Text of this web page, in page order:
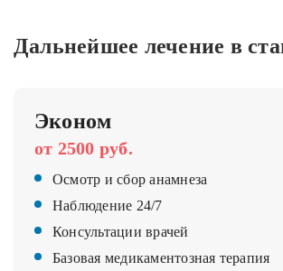
Дальнейшее лечение в
Эконом
от 2500 руб.
Осмотр и сбор анамнеза
Наблюдение 24/7
Консультации врачей
Базовая медикаментозная терапия